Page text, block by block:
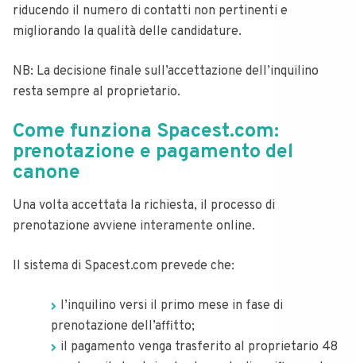
riducendo il numero di contatti non pertinenti e
migliorando la qualità delle candidature.
NB: La decisione finale sull’accettazione dell’inquilino
resta sempre al proprietario.
Come funziona Spacest.com:
prenotazione e pagamento del
canone
Una volta accettata la richiesta, il processo di
prenotazione avviene interamente online.
Il sistema di Spacest.com prevede che:
l’inquilino versi il primo mese in fase di
prenotazione dell’affitto;
il pagamento venga trasferito al proprietario 48